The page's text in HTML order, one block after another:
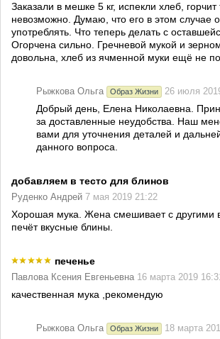
Заказали в мешке 5 кг, испекли хлеб, горчит
невозможно. Думаю, что его в этом случае
употреблять. Что теперь делать с
Огорчена сильно. Гречневой мукой и
довольна, хлеб из ячменной муки ещё не
Рыжкова Ольга Образ Жизни 26 июля
Добрый день, Елена Николаевна.
за доставленные неудобства. Наш
вами для уточнения деталей и
данного вопроса.
добавляем в тесто для блинов
Руденко Андрей 7 мая 2019 21:22
Хорошая мука. Жена смешивает с другими
печёт вкусные блины.
печенье
Павлова Ксения Евгеньевна 16 марта 2019
качественная мука ,рекомендую
Рыжкова Ольга Образ Жизни 18 марта